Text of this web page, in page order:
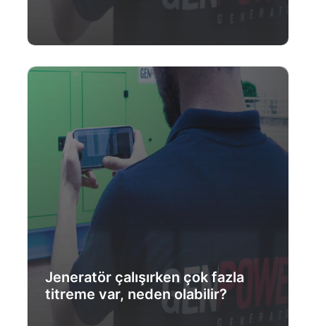
Daha Fazlası
Jeneratör çalışırken çok fazla
titreme var, neden olabilir?